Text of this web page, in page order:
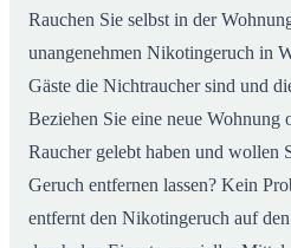
Rauchen Sie selbst in der
unangenehmen Nikotingeruch in
Gäste die Nichtraucher sind und
Beziehen Sie eine neue
Raucher gelebt haben und wollen
Geruch entfernen lassen? Kein
entfernt den Nikotingeruch auf